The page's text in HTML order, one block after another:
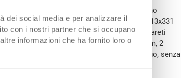
dei social media e per analizzare il
con i nostri partner che si occupano
informazioni che ha fornito loro o
PP, blu luce RAL 5012, coperchio nero, esterno
in alto 545x368 mm, interno in basso 513x331
mm, altezza da inserito 121 mm, 73.0 l, pareti
i lati, fondo a nervature concentriche 15 mm, 2
coperchio in 2 parti, diviso sul lato lungo, senza